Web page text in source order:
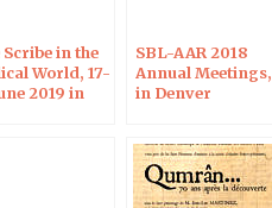
Scribe in the
World, 17-
2019 in
SBL-AAR 2018
Annual Meetings,
in Denver